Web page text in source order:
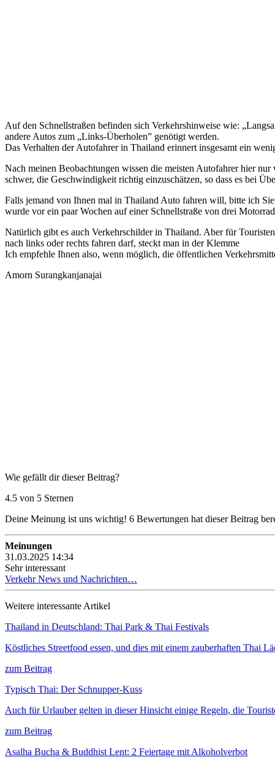
Auf den Schnellstraßen befinden sich Verkehrshinweise wie:
andere Autos zum „Links-Überholen” genötigt werden.
Das Verhalten der Autofahrer in Thailand erinnert insgesamt ein
Nach meinen Beobachtungen wissen die meisten Autofahrer hier
schwer, die Geschwindigkeit richtig einzuschätzen, so dass es bei
Falls jemand von Ihnen mal in Thailand Auto fahren will, bitte ich
wurde vor ein paar Wochen auf einer Schnellstraße von drei
Natürlich gibt es auch Verkehrschilder in Thailand. Aber für
nach links oder rechts fahren darf, steckt man in der Klemme
Ich empfehle Ihnen also, wenn möglich, die öffentlichen
Amorn Surangkanjanajai
Wie gefällt dir dieser Beitrag?
4.5 von 5 Sternen
Deine Meinung ist uns wichtig! 6 Bewertungen hat dieser Beitrag
Meinungen
31.03.2025 14:34
Sehr interessant
VerkehrNews und Nachrichten…
Weitere interessante Artikel
Thailand in Deutschland: Thai Park & Thai Festivals
Köstliches Streetfood essen, und dies mit einem zauberhaften Thai
zum Beitrag
Typisch Thai: Der Schnupper-Kuss
Auch für Urlauber gelten in dieser Hinsicht einige Regeln, die
zum Beitrag
Asalha Bucha & Buddhist Lent: 2 Feiertage mit Alkoholverbot